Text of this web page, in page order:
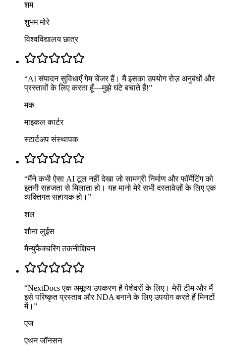
शम
शुभम मोरे
विश्वविद्यालय छात्र
“AI संपादन सुविधाएँ गेम चेंजर हैं। मैं इसका उपयोग रोज़ अनुबंधों और
प्रस्तावों के लिए करता हूँ—मुझे घंटे बचाते हैं!”
मक
माइकल कार्टर
स्टार्टअप संस्थापक
“मैंने कभी ऐसा AI टूल नहीं देखा जो सामग्री निर्माण और फॉर्मेटिंग को
इतनी सहजता से मिलाता हो। यह मानो मेरे सभी दस्तावेज़ों के लिए एक
व्यक्तिगत सहायक हो। ”
शल
शौना लुईस
मैन्युफैक्चरिंग तकनीशियन
“NextDocs एक अमूल्य उपकरण है पेशेवरों के लिए। मेरी टीम और मैं
इसे परिष्कृत प्रस्ताव और NDA बनाने के लिए उपयोग करते हैं मिनटों
में। ”
एज
एथन जॉनसन